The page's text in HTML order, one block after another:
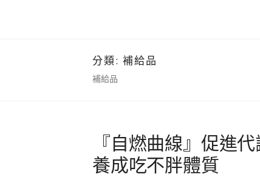
分類: 補給品
補給品
『自燃曲線』促進
養成吃不胖體質